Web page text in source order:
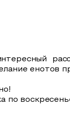
енотов
по